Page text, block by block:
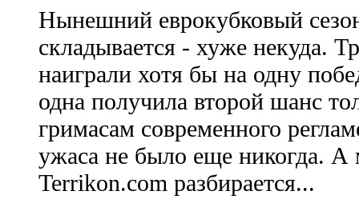
Нынешний еврокубковый
складывается - хуже некуда.
наиграли хотя бы на одну
одна получила второй шанс
гримасам современного
ужаса не было еще никогда. А
Terrikon.com разбирается...